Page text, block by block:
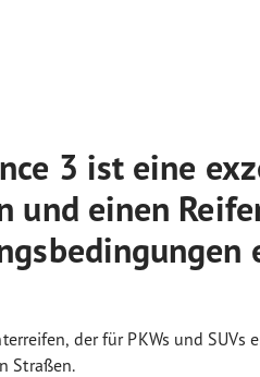
3 ist eine
einen
der für PKWs und
Straßen.